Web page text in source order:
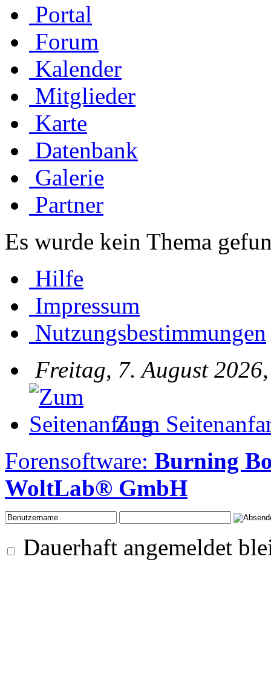
Portal
Forum
Kalender
Mitglieder
Karte
Datenbank
Galerie
Partner
Es wurde kein Thema
Hilfe
Impressum
Nutzungsbestimmungen
Freitag, 7. August
Zum
Forensoftware: Burning
WoltLab® GmbH
Dauerhaft angemeldet